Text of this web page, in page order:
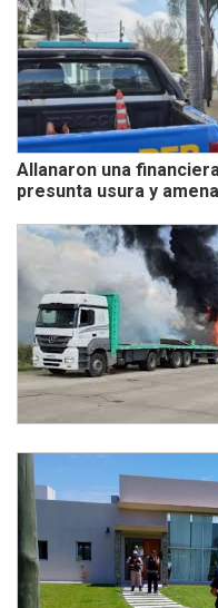
Allanaron una
presunta usura y